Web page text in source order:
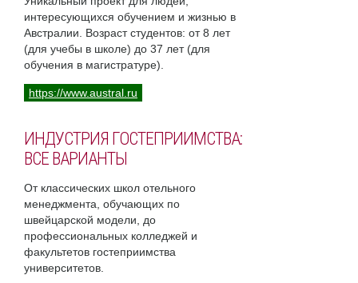
интересующихся обучением и жизнью в
Австралии. Возраст студентов: от 8 лет
(для учебы в школе) до 37 лет (для
обучения в магистратуре).
https://www.austral.ru
ИНДУСТРИЯ ГОСТЕПРИИМСТВА:
ВСЕ ВАРИАНТЫ
От классических школ отельного
менеджмента, обучающих по
швейцарской модели, до
профессиональных колледжей и
факультетов гостеприимства
университетов.